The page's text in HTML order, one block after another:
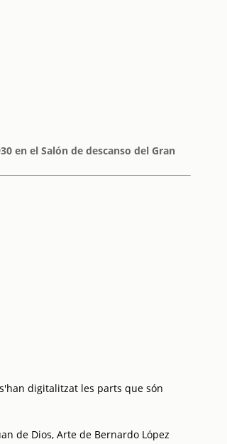
en el Salón de descanso del Gran
digitalitzat les parts que són
de Dios, Arte de Bernardo López